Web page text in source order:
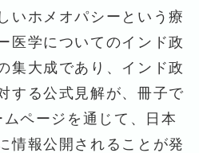
いホメオパシーという療
医学についてのインド政
集大成であり、インド政
する公式見解が、冊子で
ページを通じて、日本
情報公開されることが発